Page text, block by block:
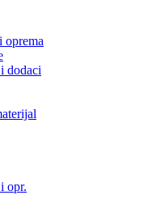
oprema
dodaci
opr.